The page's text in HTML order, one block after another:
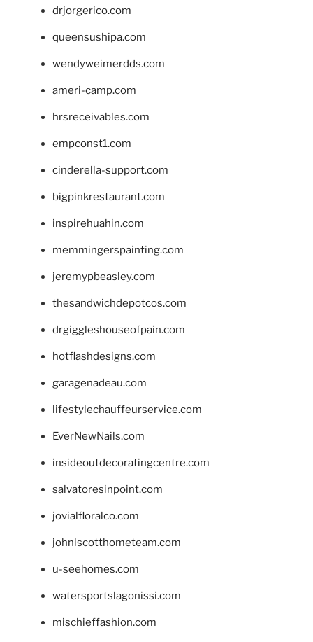
drjorgerico.com
queensushipa.com
wendyweimerdds.com
ameri-camp.com
hrsreceivables.com
empconst1.com
cinderella-support.com
bigpinkrestaurant.com
inspirehuahin.com
memmingerspainting.com
jeremypbeasley.com
thesandwichdepotcos.com
drgiggleshouseofpain.com
hotflashdesigns.com
garagenadeau.com
lifestylechauffeurservice.com
EverNewNails.com
insideoutdecoratingcentre.com
salvatoresinpoint.com
jovialfloralco.com
johnlscotthometeam.com
u-seehomes.com
watersportslagonissi.com
mischieffashion.com